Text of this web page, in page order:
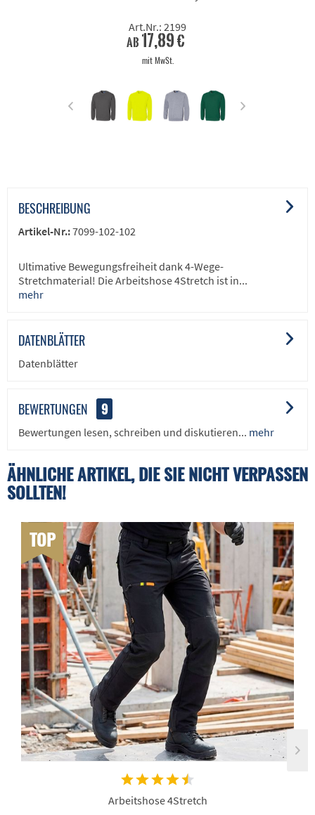
Art.Nr.: 2199
ab 17,89 €
mit MwSt.
BESCHREIBUNG
Artikel-Nr.:7099-102-102
Ultimative Bewegungsfreiheit dank 4-Wege-
Stretchmaterial! Die Arbeitshose 4Stretch ist in...
mehr
DATENBLÄTTER
Datenblätter
BEWERTUNGEN 9
Bewertungen lesen, schreiben und diskutieren... mehr
ÄHNLICHE ARTIKEL, DIE SIE NICHT VERPASSEN
SOLLTEN!
TOP
Arbeitshose 4Stretch